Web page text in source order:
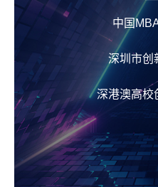
中国
深圳市创
深港澳高校